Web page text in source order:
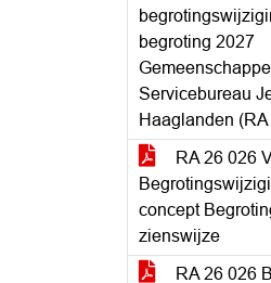
begroting 2027
Servicebureau
Haaglanden
RA 26 026
concept
zienswijze
RA 26 026